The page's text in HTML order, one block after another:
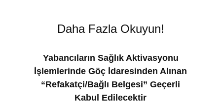
Daha Fazla Okuyun!
Yabancıların Sağlık Aktivasyonu
İşlemlerinde Göç İdaresinden Alınan
“Refakatçi/Bağlı Belgesi” Geçerli
Kabul Edilecektir